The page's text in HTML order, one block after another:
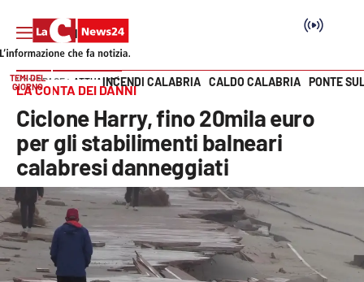
SEZIONI
Cronaca
Politica
Attualità
Vai
TEMI DEL
GIORNO
INCENDI CALABRIA CALDO CALABRIA PONTE
HOME PAGE ATTUALITÀ
LA CONTA DEI DANNI
Ciclone Harry, fino 20mila euro
per gli stabilimenti balneari
calabresi danneggiati